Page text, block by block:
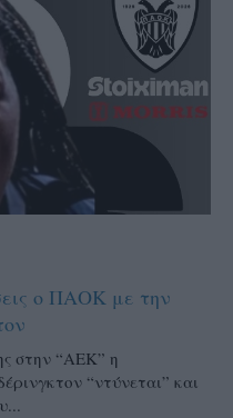
ο ΠΑΟΚ με την
στην “ΑΕΚ” η
“ντύνεται” και